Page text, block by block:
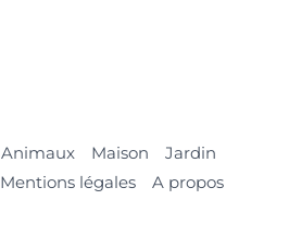
Animaux Maison
Jardin
Mentions légales A propos